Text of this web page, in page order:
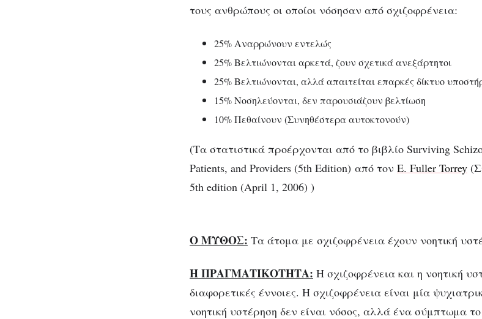
τους ανθρώπους οι οποίοι νόσησαν από σχιζοφρένεια:
25% Αναρρώνουν εντελώς
25% Βελτιώνονται αρκετά, ζουν σχετικά ανεξάρτητοι
25% Βελτιώνονται, αλλά απαιτείται επαρκές δίκτυο
15% Νοσηλεύονται, δεν παρουσιάζουν βελτίωση
10% Πεθαίνουν (Συνηθέστερα αυτοκτονούν)
(Τα στατιστικά προέρχονται από το βιβλίο Surviving
Patients, and Providers (5th Edition) από τον E. Fuller Torrey
5th edition (April 1, 2006) )
Ο ΜΥΘΟΣ: Τα άτομα με σχιζοφρένεια έχουν νοητική
Η ΠΡΑΓΜΑΤΙΚΟΤΗΤΑ: Η σχιζοφρένεια και η νοητική
διαφορετικές έννοιες. Η σχιζοφρένεια είναι μία
νοητική υστέρηση δεν είναι νόσος, αλλά ένα σύμπτωμα